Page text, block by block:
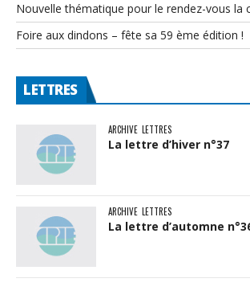
Nouvelle thématique pour le rendez-vous la
Foire aux dindons – fête sa 59 ème édition !
LETTRES
ARCHIVE LETTRES
La lettre d’hiver n°37
ARCHIVE LETTRES
La lettre d’automne